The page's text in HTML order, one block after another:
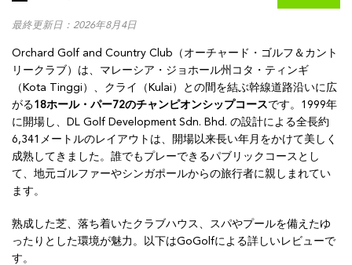
最終更新日：2026年8月4日
Orchard Golf and Country Club（オーチャード・ゴルフ＆カント
リークラブ）は、マレーシア・ジョホール州コタ・ティンギ
（Kota Tinggi）、クライ（Kulai）との間を結ぶ幹線道路沿いに広
がる18ホール・パー72のチャンピオンシップコースです。1999年
に開場し、DL Golf Development Sdn. Bhd. の設計による全長約
6,341メートルのレイアウトは、開場以来長い年月をかけて美しく
成熟してきました。誰でもプレーできるパブリックコースとし
て、地元ゴルファーやシンガポールからの旅行者に親しまれてい
ます。
熟成した芝、落ち着いたクラブハウス、スパやプールを備えたゆ
ったりとした環境が魅力。以下はGoGolfによる詳しいレビューで
す。